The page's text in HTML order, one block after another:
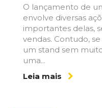
O lançamento de
envolve diversas
importantes delas,
vendas. Contudo,
um stand sem
uma...
Leia mais